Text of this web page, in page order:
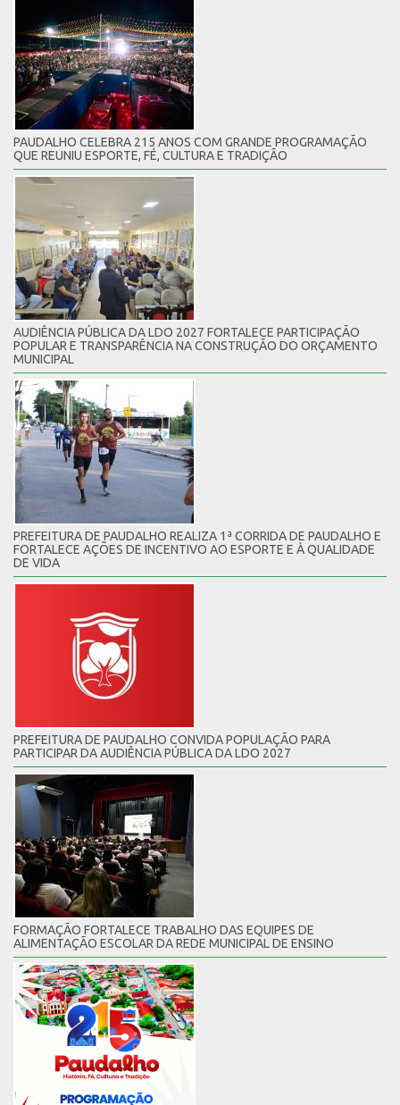
PAUDALHO CELEBRA 215 ANOS COM GRANDE PROGRAMAÇÃO
QUE REUNIU ESPORTE, FÉ, CULTURA E TRADIÇÃO
AUDIÊNCIA PÚBLICA DA LDO 2027 FORTALECE PARTICIPAÇÃO
POPULAR E TRANSPARÊNCIA NA CONSTRUÇÃO DO ORÇAMENTO
MUNICIPAL
PREFEITURA DE PAUDALHO REALIZA 1ª CORRIDA DE PAUDALHO E
FORTALECE AÇÕES DE INCENTIVO AO ESPORTE E À QUALIDADE
DE VIDA
PREFEITURA DE PAUDALHO CONVIDA POPULAÇÃO PARA
PARTICIPAR DA AUDIÊNCIA PÚBLICA DA LDO 2027
FORMAÇÃO FORTALECE TRABALHO DAS EQUIPES DE
ALIMENTAÇÃO ESCOLAR DA REDE MUNICIPAL DE ENSINO